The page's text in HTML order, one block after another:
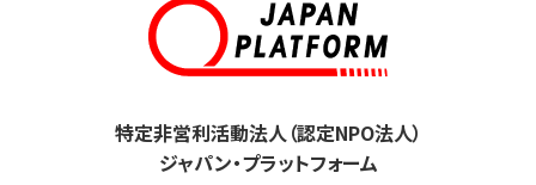
特定非営利活動法人（認定NPO法人）
ジャパン・プラットフォーム